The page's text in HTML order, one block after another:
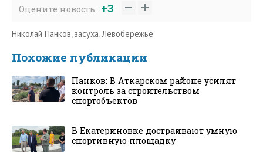
Оцените новость +3
Николай Панков засуха Левобережье
Похожие публикации
Панков: В Аткарском районе усилят
контроль за строительством
спортобъектов
В Екатериновке достраивают умную
спортивную площадку